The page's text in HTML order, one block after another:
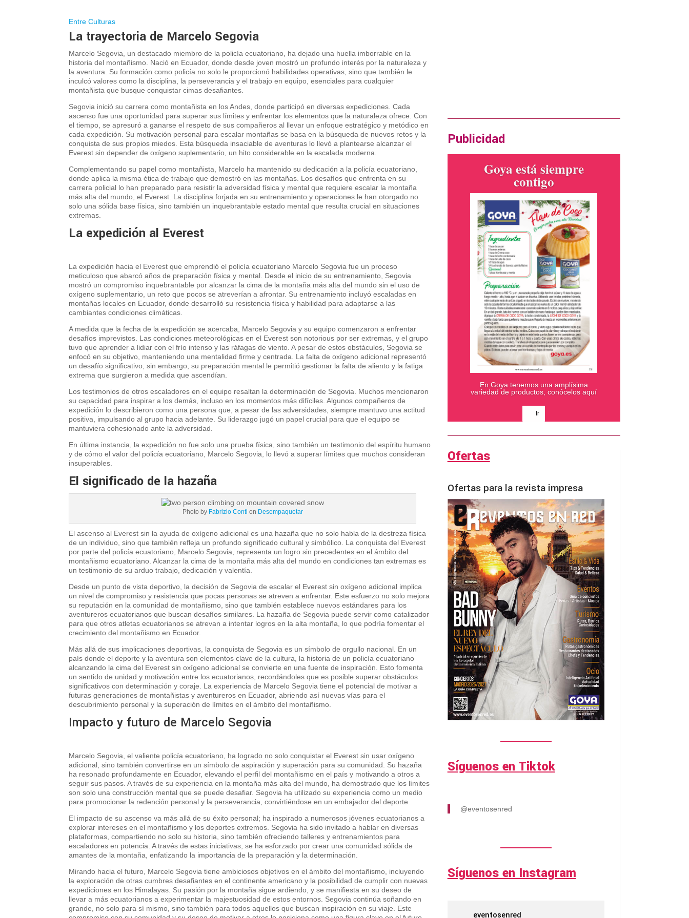
Entre Culturas
La trayectoria de Marcelo Segovia
Marcelo Segovia, un destacado miembro de la policía ecuatoriano, ha dejado una huella imborrable en la
historia del montañismo. Nació en Ecuador, donde desde joven mostró un profundo interés por la naturaleza y
la aventura. Su formación como policía no solo le proporcionó habilidades operativas, sino que también le
inculcó valores como la disciplina, la perseverancia y el trabajo en equipo, esenciales para cualquier
montañista que busque conquistar cimas desafiantes.
Segovia inició su carrera como montañista en los Andes, donde participó en diversas expediciones. Cada
ascenso fue una oportunidad para superar sus límites y enfrentar los elementos que la naturaleza ofrece. Con
el tiempo, se apresuró a ganarse el respeto de sus compañeros al llevar un enfoque estratégico y metódico en
cada expedición. Su motivación personal para escalar montañas se basa en la búsqueda de nuevos retos y la
conquista de sus propios miedos. Esta búsqueda insaciable de aventuras lo llevó a plantearse alcanzar el
Everest sin depender de oxígeno suplementario, un hito considerable en la escalada moderna.
Complementando su papel como montañista, Marcelo ha mantenido su dedicación a la policía ecuatoriano,
donde aplica la misma ética de trabajo que demostró en las montañas. Los desafíos que enfrenta en su
carrera policial lo han preparado para resistir la adversidad física y mental que requiere escalar la montaña
más alta del mundo, el Everest. La disciplina forjada en su entrenamiento y operaciones le han otorgado no
solo una sólida base física, sino también un inquebrantable estado mental que resulta crucial en situaciones
extremas.
La expedición al Everest
La expedición hacia el Everest que emprendió el policía ecuatoriano Marcelo Segovia fue un proceso
meticuloso que abarcó años de preparación física y mental. Desde el inicio de su entrenamiento, Segovia
mostró un compromiso inquebrantable por alcanzar la cima de la montaña más alta del mundo sin el uso de
oxígeno suplementario, un reto que pocos se atreverían a afrontar. Su entrenamiento incluyó escaladas en
montañas locales en Ecuador, donde desarrolló su resistencia física y habilidad para adaptarse a las
cambiantes condiciones climáticas.
A medida que la fecha de la expedición se acercaba, Marcelo Segovia y su equipo comenzaron a enfrentar
desafíos imprevistos. Las condiciones meteorológicas en el Everest son notorious por ser extremas, y el grupo
tuvo que aprender a lidiar con el frío intenso y las ráfagas de viento. A pesar de estos obstáculos, Segovia se
enfocó en su objetivo, manteniendo una mentalidad firme y centrada. La falta de oxígeno adicional representó
un desafío significativo; sin embargo, su preparación mental le permitió gestionar la falta de aliento y la fatiga
extrema que surgieron a medida que ascendían.
Los testimonios de otros escaladores en el equipo resaltan la determinación de Segovia. Muchos mencionaron
su capacidad para inspirar a los demás, incluso en los momentos más difíciles. Algunos compañeros de
expedición lo describieron como una persona que, a pesar de las adversidades, siempre mantuvo una actitud
positiva, impulsando al grupo hacia adelante. Su liderazgo jugó un papel crucial para que el equipo se
mantuviera cohesionado ante la adversidad.
En última instancia, la expedición no fue solo una prueba física, sino también un testimonio del espíritu humano
y de cómo el valor del policía ecuatoriano, Marcelo Segovia, lo llevó a superar límites que muchos consideran
insuperables.
El significado de la hazaña
Photo by Fabrizio Conti on Desempaquetar
El ascenso al Everest sin la ayuda de oxígeno adicional es una hazaña que no solo habla de la destreza física
de un individuo, sino que también refleja un profundo significado cultural y simbólico. La conquista del Everest
por parte del policía ecuatoriano, Marcelo Segovia, representa un logro sin precedentes en el ámbito del
montañismo ecuatoriano. Alcanzar la cima de la montaña más alta del mundo en condiciones tan extremas es
un testimonio de su arduo trabajo, dedicación y valentía.
Desde un punto de vista deportivo, la decisión de Segovia de escalar el Everest sin oxígeno adicional implica
un nivel de compromiso y resistencia que pocas personas se atreven a enfrentar. Este esfuerzo no solo mejora
su reputación en la comunidad de montañismo, sino que también establece nuevos estándares para los
aventureros ecuatorianos que buscan desafíos similares. La hazaña de Segovia puede servir como catalizador
para que otros atletas ecuatorianos se atrevan a intentar logros en la alta montaña, lo que podría fomentar el
crecimiento del montañismo en Ecuador.
Más allá de sus implicaciones deportivas, la conquista de Segovia es un símbolo de orgullo nacional. En un
país donde el deporte y la aventura son elementos clave de la cultura, la historia de un policía ecuatoriano
alcanzando la cima del Everest sin oxígeno adicional se convierte en una fuente de inspiración. Esto fomenta
un sentido de unidad y motivación entre los ecuatorianos, recordándoles que es posible superar obstáculos
significativos con determinación y coraje. La experiencia de Marcelo Segovia tiene el potencial de motivar a
futuras generaciones de montañistas y aventureros en Ecuador, abriendo así nuevas vías para el
descubrimiento personal y la superación de límites en el ámbito del montañismo.
Impacto y futuro de Marcelo Segovia
Marcelo Segovia, el valiente policía ecuatoriano, ha logrado no solo conquistar el Everest sin usar oxígeno
adicional, sino también convertirse en un símbolo de aspiración y superación para su comunidad. Su hazaña
ha resonado profundamente en Ecuador, elevando el perfil del montañismo en el país y motivando a otros a
seguir sus pasos. A través de su experiencia en la montaña más alta del mundo, ha demostrado que los límites
son solo una construcción mental que se puede desafiar. Segovia ha utilizado su experiencia como un medio
para promocionar la redención personal y la perseverancia, convirtiéndose en un embajador del deporte.
El impacto de su ascenso va más allá de su éxito personal; ha inspirado a numerosos jóvenes ecuatorianos a
explorar intereses en el montañismo y los deportes extremos. Segovia ha sido invitado a hablar en diversas
plataformas, compartiendo no solo su historia, sino también ofreciendo talleres y entrenamientos para
escaladores en potencia. A través de estas iniciativas, se ha esforzado por crear una comunidad sólida de
amantes de la montaña, enfatizando la importancia de la preparación y la determinación.
Mirando hacia el futuro, Marcelo Segovia tiene ambiciosos objetivos en el ámbito del montañismo, incluyendo
la exploración de otras cumbres desafiantes en el continente americano y la posibilidad de cumplir con nuevas
expediciones en los Himalayas. Su pasión por la montaña sigue ardiendo, y se manifiesta en su deseo de
llevar a más ecuatorianos a experimentar la majestuosidad de estos entornos. Segovia continúa soñando en
grande, no solo para sí mismo, sino también para todos aquellos que buscan inspiración en su viaje. Este
Publicidad
Goya está siempre
contigo
En Goya tenemos una amplísima
variedad de productos, conócelos aquí
Ir
Ofertas
Ofertas para la revista impresa
Síguenos en Tiktok
@eventosenred
Síguenos en Instagram
eventosenred